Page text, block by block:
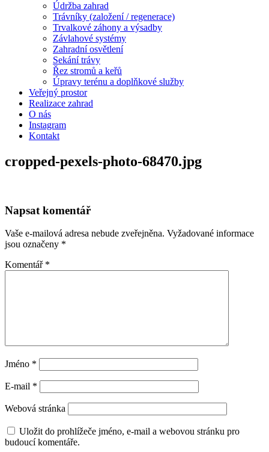
Údržba zahrad
Trávníky (založení / regenerace)
Trvalkové záhony a výsadby
Závlahové systémy
Zahradní osvětlení
Sekání trávy
Řez stromů a keřů
Úpravy terénu a doplňkové služby
Veřejný prostor
Realizace zahrad
O nás
Instagram
Kontakt
cropped-pexels-photo-68470.jpg
Napsat komentář
Vaše e-mailová adresa nebude zveřejněna. Vyžadované informace
jsou označeny *
Komentář *
Jméno *
E-mail *
Webová stránka
Uložit do prohlížeče jméno, e-mail a webovou stránku pro
budoucí komentáře.